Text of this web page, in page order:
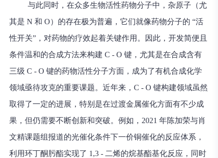
与此同时，在众多生物活性药物分子中，杂原子（尤
其是 N 和 O）的存在极为普遍，它们就像药物分子的 “活
性开关”，对药物的疗效起着关键作用。因此，开发简便且
条件温和的合成方法来构建 C - O 键，尤其是在合成含有
三级 C - O 键的药物活性分子方面，成为了有机合成化学
领域亟待攻克的重要课题。近年来，C - O 键构建领域虽然
取得了一定的进展，特别是在过渡金属催化方面有不少成
果，但仍需要不断创新和突破。例如，2021 年陈加荣与肖
文精课题组报道的光催化条件下一价铜催化的反应体系，
利用环丁酮肟酯实现了 1,3 - 二烯的烷基酯基化反应，同时